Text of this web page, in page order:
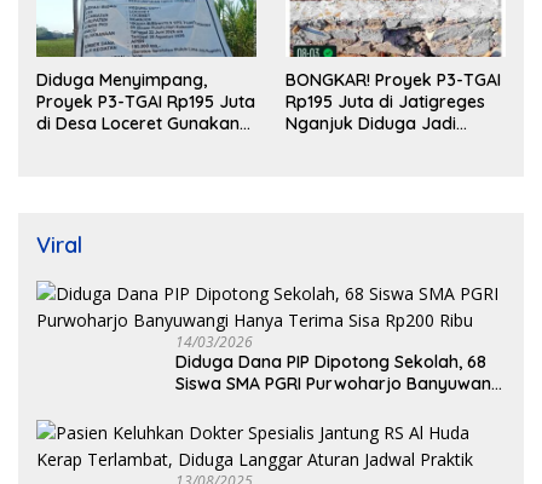
Diduga Menyimpang,
Proyek P3-TGAI Rp195 Juta
di Desa Loceret Gunakan
BONGKAR! Proyek P3-TGAI
Rp195 Juta di Jatigreges
Nganjuk Diduga Jadi
Viral
14/03/2026
Diduga Dana PIP Dipotong Sekolah, 68
Siswa SMA PGRI Purwoharjo Banyuwangi